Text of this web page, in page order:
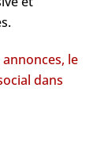
annonces, le
dans